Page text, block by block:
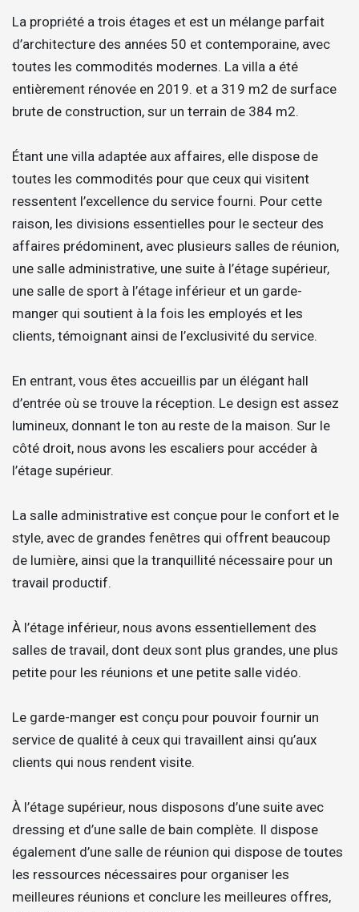
La propriété a trois étages et est un mélange parfait
d’architecture des années 50 et contemporaine, avec
toutes les commodités modernes. La villa a été
entièrement rénovée en 2019. et a 319 m2 de surface
brute de construction, sur un terrain de 384 m2.
Étant une villa adaptée aux affaires, elle dispose de
toutes les commodités pour que ceux qui visitent
ressentent l’excellence du service fourni. Pour cette
raison, les divisions essentielles pour le secteur des
affaires prédominent, avec plusieurs salles de réunion,
une salle administrative, une suite à l’étage supérieur,
une salle de sport à l’étage inférieur et un garde-
manger qui soutient à la fois les employés et les
clients, témoignant ainsi de l’exclusivité du service.
En entrant, vous êtes accueillis par un élégant hall
d’entrée où se trouve la réception. Le design est assez
lumineux, donnant le ton au reste de la maison. Sur le
côté droit, nous avons les escaliers pour accéder à
l’étage supérieur.
La salle administrative est conçue pour le confort et le
style, avec de grandes fenêtres qui offrent beaucoup
de lumière, ainsi que la tranquillité nécessaire pour un
travail productif.
À l’étage inférieur, nous avons essentiellement des
salles de travail, dont deux sont plus grandes, une plus
petite pour les réunions et une petite salle vidéo.
Le garde-manger est conçu pour pouvoir fournir un
service de qualité à ceux qui travaillent ainsi qu’aux
clients qui nous rendent visite.
À l’étage supérieur, nous disposons d’une suite avec
dressing et d’une salle de bain complète. Il dispose
également d’une salle de réunion qui dispose de toutes
les ressources nécessaires pour organiser les
meilleures réunions et conclure les meilleures offres,